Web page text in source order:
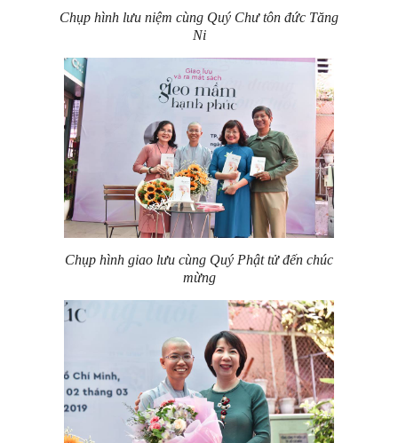
Chụp hình lưu niệm cùng Quý Chư tôn đức Tăng
Ni
Chụp hình giao lưu cùng Quý Phật tử đến chúc
mừng